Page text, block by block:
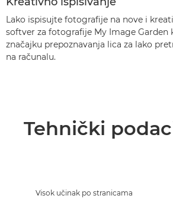
Lako ispisujte fotografije na nove i
softver za fotografije My Image Garden
značajku prepoznavanja lica za lako
na računalu.
Tehnički
Visok učinak po stranicama